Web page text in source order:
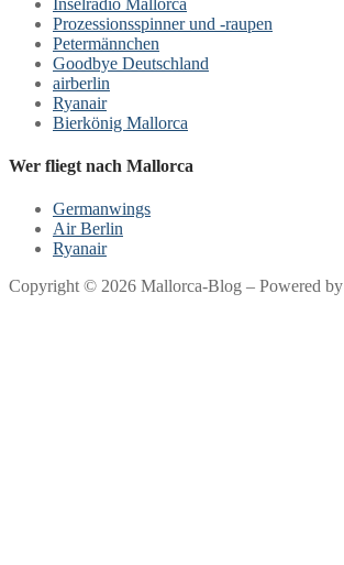
Prozessionsspinner und -raupen
Petermännchen
Goodbye Deutschland
airberlin
Ryanair
Bierkönig Mallorca
Wer fliegt nach Mallorca
Germanwings
Air Berlin
Ryanair
Copyright © 2026 Mallorca-Blog – Powered by